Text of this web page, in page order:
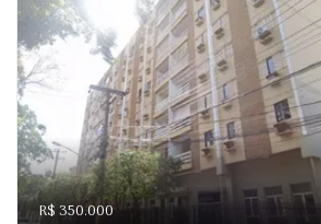
R$ 350.000